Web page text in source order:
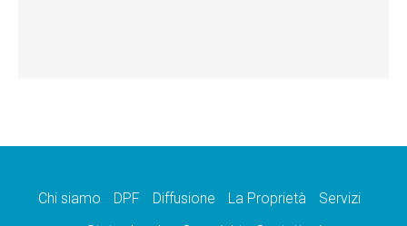
Chi siamo DPF Diffusione La Proprietà
Servizi